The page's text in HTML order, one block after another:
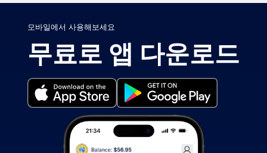
모바일에서 사용해보세요
무료로 앱 다운로드